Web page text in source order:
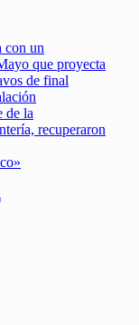
con un
que proyecta
de final
de la
recuperaron